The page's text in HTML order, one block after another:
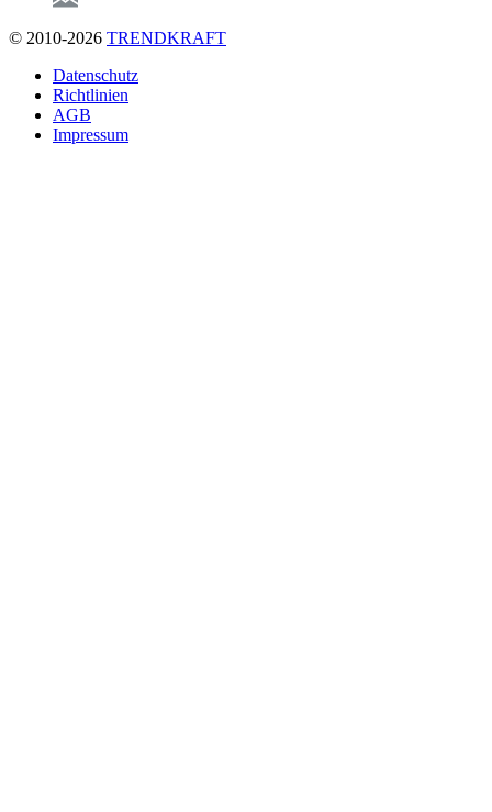
© 2010-2026 TRENDKRAFT
FußzeileDatenschutz
Richtlinien
AGB
Impressum